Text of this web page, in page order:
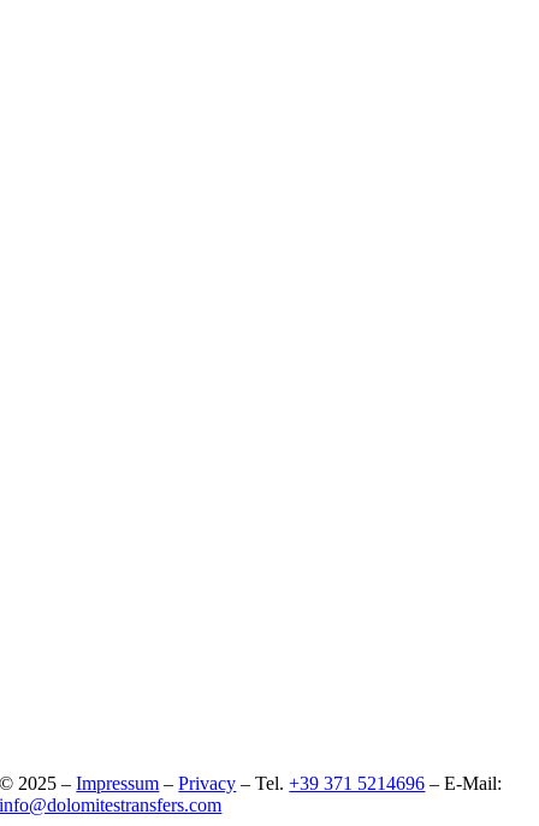
© 2025 –Impressum –Privacy – Tel.+39 371 5214696 – E-Mail:
info@dolomitestransfers.com